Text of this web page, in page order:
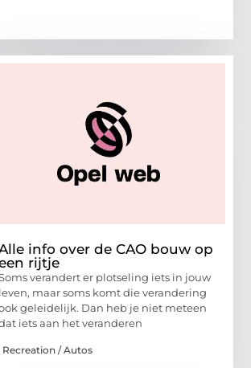
info over de CAO bouw op
rijtje
verandert er plotseling iets in jouw
leven, maar soms komt die verandering
geleidelijk. Dan heb je niet meteen
iets aan het veranderen
Recreation / Autos